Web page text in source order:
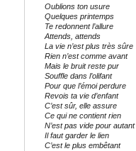
Oublions ton usure
Quelques printemps
Te redonnent l’allure
Attends, attends
La vie n’est plus très sûre
Rien n’est comme avant
Mais le bruit reste pur
Souffle dans l’olifant
Pour que l’émoi perdure
Revois ta vie d’enfant
C’est sûr, elle assure
Ce qui ne contient rien
N’est pas vide pour autant
Il faut garder le lien
C’est le plus embêtant